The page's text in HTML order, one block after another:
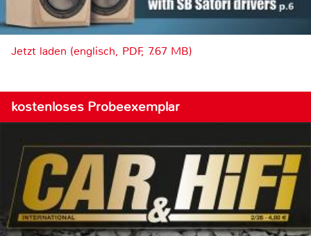
Jetzt laden (englisch, PDF, 7.67 MB)
kostenloses Probeexemplar